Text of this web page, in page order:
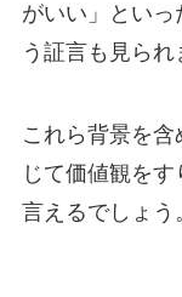
がいい」とい
う証言も見られ
これら背景を
じて価値観を
言えるでしょう